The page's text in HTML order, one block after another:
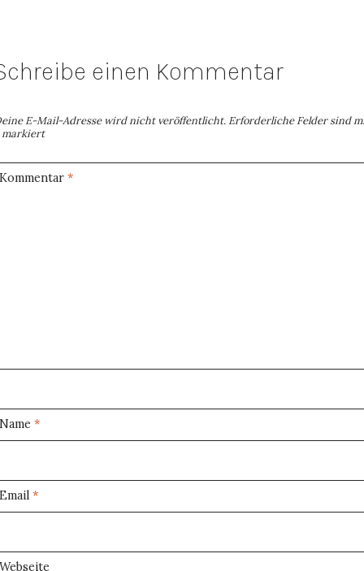
einen Kommentar
E-Mail-Adresse wird nicht veröffentlicht. Erforderliche Felder sind
markiert
Kommentar*
Name*
Email*
Webseite